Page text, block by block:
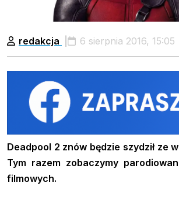
redakcja 6 sierpnia 2016, 15:05
Deadpool 2 znów będzie szydził ze
Tym razem zobaczymy
filmowych.